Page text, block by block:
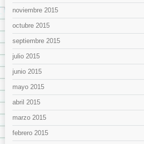
noviembre 2015
octubre 2015
septiembre 2015
julio 2015
junio 2015
mayo 2015
abril 2015
marzo 2015
febrero 2015